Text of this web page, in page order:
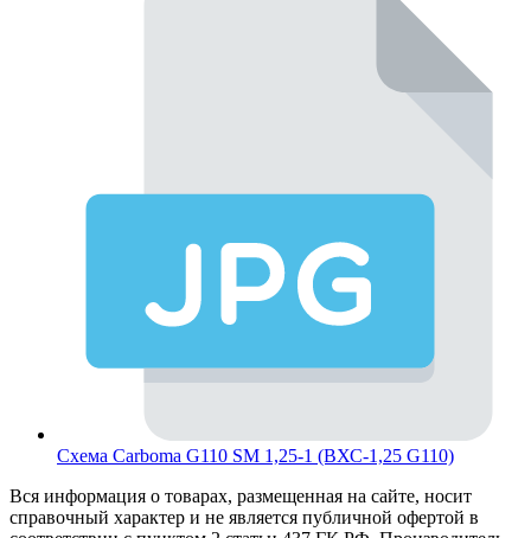
Схема Carboma G110 SM 1,25-1 (ВХС-1,25 G110)
Вся информация о товарах, размещенная на сайте, носит
справочный характер и не является публичной офертой в